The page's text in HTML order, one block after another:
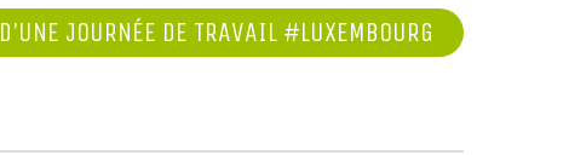
JOURNÉE DE TRAVAIL #LUXEMBOURG